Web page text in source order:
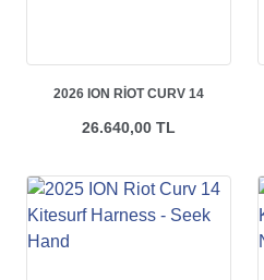
2026 ION RIOT CURV 14
26.640,00 TL